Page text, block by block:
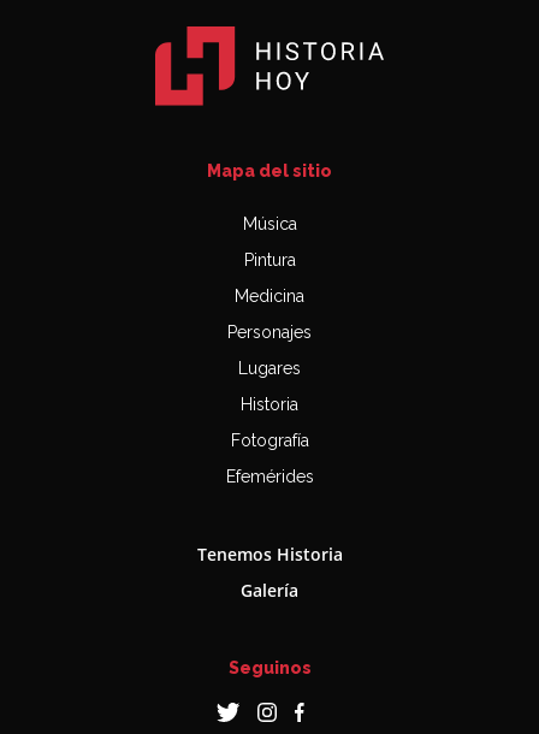
Mapa del sitio
Música
Pintura
Medicina
Personajes
Lugares
Historia
Fotografía
Efemérides
Tenemos Historia
Galería
Seguinos